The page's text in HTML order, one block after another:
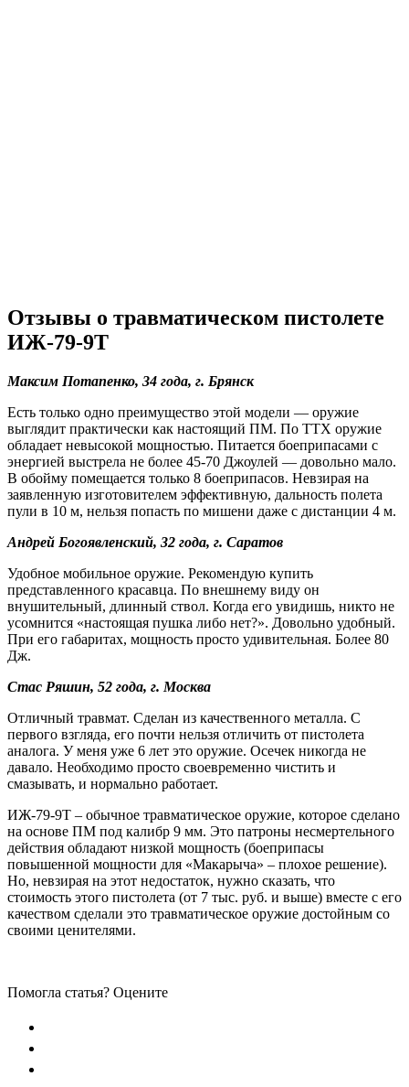
Отзывы о травматическом пистолете
ИЖ-79-9Т
Максим Потапенко, 34 года, г. Брянск
Есть только одно преимущество этой модели — оружие
выглядит практически как настоящий ПМ. По ТТХ оружие
обладает невысокой мощностью. Питается боеприпасами с
энергией выстрела не более 45-70 Джоулей — довольно мало.
В обойму помещается только 8 боеприпасов. Невзирая на
заявленную изготовителем эффективную, дальность полета
пули в 10 м, нельзя попасть по мишени даже с дистанции 4 м.
Андрей Богоявленский, 32 года, г. Саратов
Удобное мобильное оружие. Рекомендую купить
представленного красавца. По внешнему виду он
внушительный, длинный ствол. Когда его увидишь, никто не
усомнится «настоящая пушка либо нет?». Довольно удобный.
При его габаритах, мощность просто удивительная. Более 80
Дж.
Стас Ряшин, 52 года, г. Москва
Отличный травмат. Сделан из качественного металла. С
первого взгляда, его почти нельзя отличить от пистолета
аналога. У меня уже 6 лет это оружие. Осечек никогда не
давало. Необходимо просто своевременно чистить и
смазывать, и нормально работает.
ИЖ-79-9Т – обычное травматическое оружие, которое сделано
на основе ПМ под калибр 9 мм. Это патроны несмертельного
действия обладают низкой мощность (боеприпасы
повышенной мощности для «Макарыча» – плохое решение).
Но, невзирая на этот недостаток, нужно сказать, что
стоимость этого пистолета (от 7 тыс. руб. и выше) вместе с его
качеством сделали это травматическое оружие достойным со
своими ценителями.
Помогла статья? Оцените